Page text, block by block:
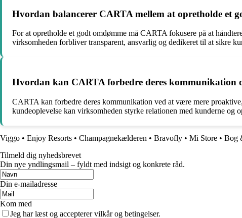
Hvordan balancerer CARTA mellem at opretholde et
For at opretholde et godt omdømme må CARTA fokusere på at
virksomheden forbliver transparent, ansvarlig og dedikeret til at sikre
Hvordan kan CARTA forbedre deres kommunikation
CARTA kan forbedre deres kommunikation ved at være mere
kundeoplevelse kan virksomheden styrke relationen med kunderne og
Viggo • Enjoy Resorts • Champagnekælderen • Bravofly • Mi Store • Bog
Tilmeld dig nyhedsbrevet
Din nye yndlingsmail – fyldt med indsigt og konkrete råd.
Din e-mailadresse
Kom med
Jeg har læst og accepterer vilkår og betingelser.